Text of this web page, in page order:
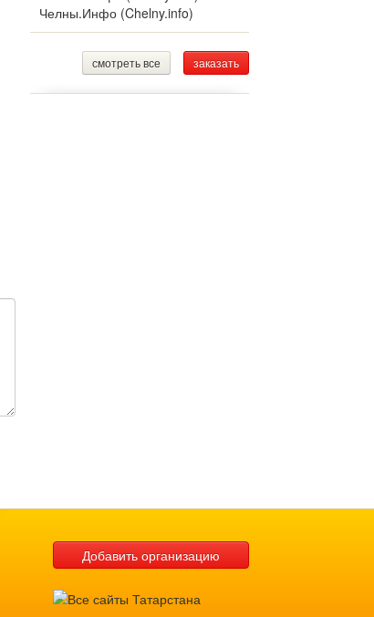
Челны.Инфо (Chelny.info)
смотреть все заказать
Добавить организацию